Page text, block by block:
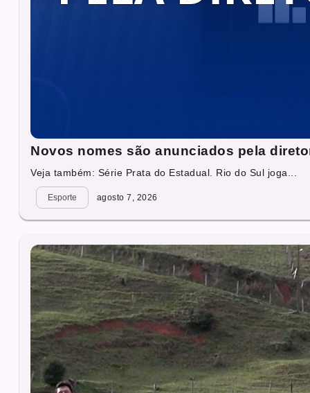
Novos nomes são anunciados pela
Veja também: Série Prata do Estadual. Rio do Sul joga...
Esporte agosto 7, 2026